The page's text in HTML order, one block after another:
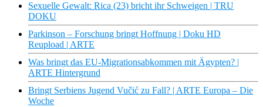
Sexuelle Gewalt: Rica (23) bricht ihr Schweigen | TRU
DOKU
Parkinson – Forschung bringt Hoffnung | Doku HD
Reupload | ARTE
Was bringt das EU-Migrationsabkommen mit Ägypten? |
ARTE Hintergrund
Bringt Serbiens Jugend Vučić zu Fall? | ARTE Europa – Die
Woche